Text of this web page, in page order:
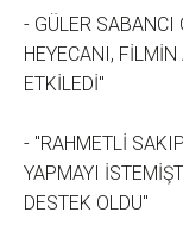
- GÜLER SABANCI
HEYECANI,
ETKİLEDİ"
- "RAHMETLİ
YAPMAYI
DESTEK OLDU"